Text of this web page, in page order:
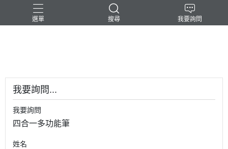
選單 搜尋 我要詢問
我要詢問...
我要詢問
四合一多功能筆
姓名